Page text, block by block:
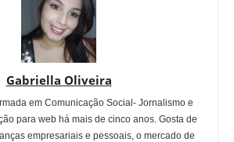
Gabriella Oliveira
em Comunicação Social- Jornalismo e
para web há mais de cinco anos. Gosta de
empresariais e pessoais, o mercado de